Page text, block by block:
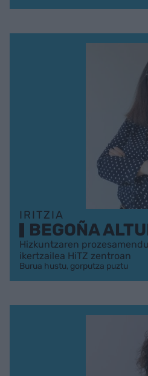
IRITZIA
BEGOÑA
Hizkuntzaren
ikertzailea HiTZ zentroan
Burua hustu, gorputza puztu